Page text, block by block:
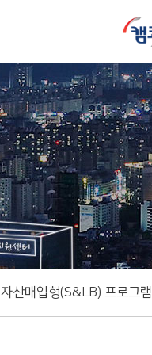
자산매입형(S&LB) 프로그램